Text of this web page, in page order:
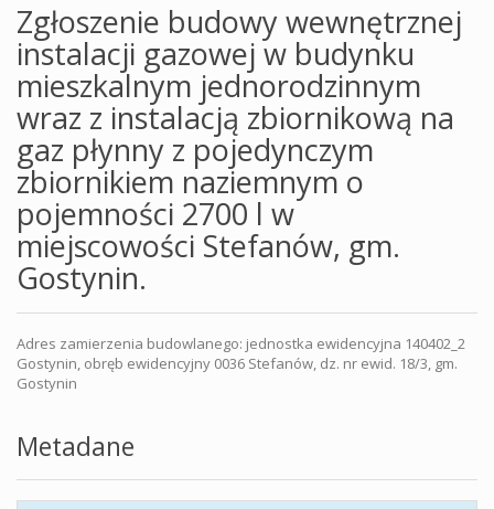
Zgłoszenie budowy wewnętrznej
instalacji gazowej w budynku
mieszkalnym jednorodzinnym
wraz z instalacją zbiornikową na
gaz płynny z pojedynczym
zbiornikiem naziemnym o
pojemności 2700 l w
miejscowości Stefanów, gm.
Gostynin.
Adres zamierzenia budowlanego: jednostka ewidencyjna 140402_2
Gostynin, obręb ewidencyjny 0036 Stefanów, dz. nr ewid. 18/3, gm.
Gostynin
Metadane